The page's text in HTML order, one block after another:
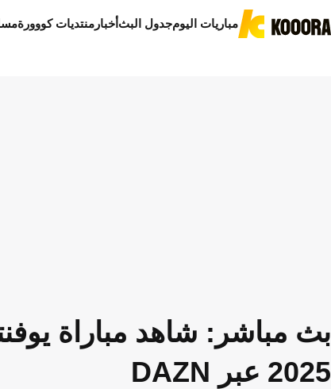
مباريات اليومجدول البثأخبار منتديات كووورة
بث مباشر: شاهد مباراة
2025 عبر DAZN